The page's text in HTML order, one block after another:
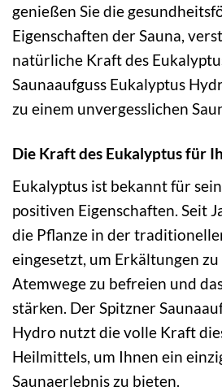
genießen Sie die
Eigenschaften der Sauna,
natürliche Kraft des
Saunaaufguss Eukalyptus
zu einem unvergesslichen
Die Kraft des Eukalyptus für
Eukalyptus ist bekannt für
positiven Eigenschaften. Seit
die Pflanze in der
eingesetzt, um Erkältungen
Atemwege zu befreien und
stärken. Der Spitzner
Hydro nutzt die volle Kraft
Heilmittels, um Ihnen ein
Saunaerlebnis zu bieten.